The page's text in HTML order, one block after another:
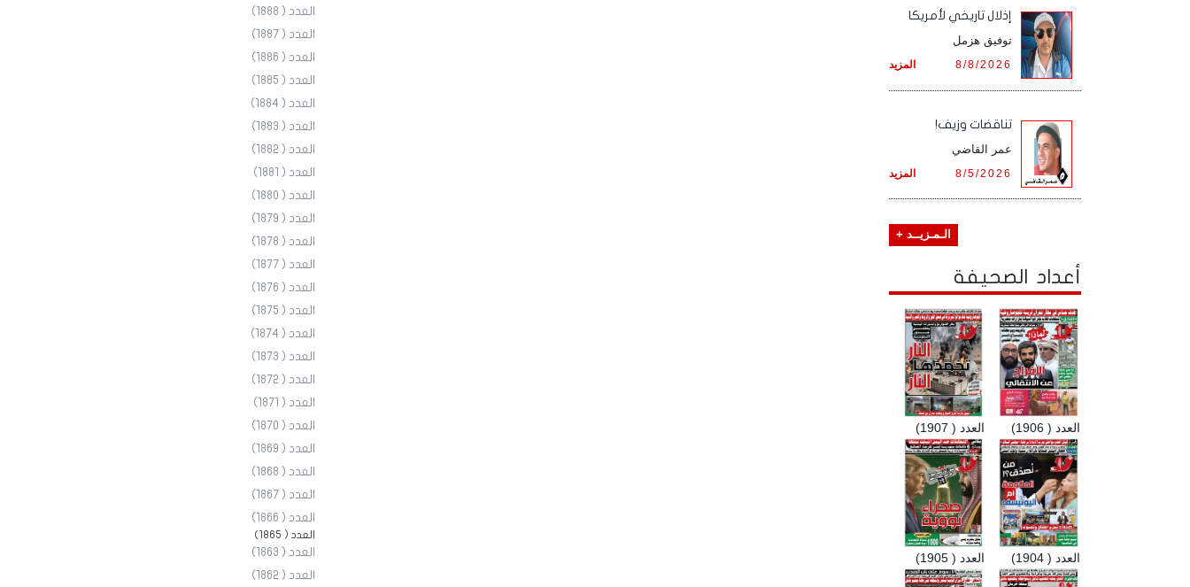
العدد ( 1888)
العدد ( 1887)
العدد ( 1886)
العدد ( 1885)
العدد ( 1884)
العدد ( 1883)
العدد ( 1882)
العدد ( 1881)
العدد ( 1880)
العدد ( 1879)
العدد ( 1878)
العدد ( 1877)
العدد ( 1876)
العدد ( 1875)
العدد ( 1874)
العدد ( 1873)
العدد ( 1872)
العدد ( 1871)
العدد ( 1870)
العدد ( 1869)
العدد ( 1868)
العدد ( 1867)
العدد ( 1866)
العدد ( 1865)
العدد ( 1863)
العدد ( 1862)
إذلال تاريخي لأمريكا
توفيق هزمل
المزيد 8/8/2026
تناقضات وزيف!
عمر القاضي
المزيد 8/5/2026
الـمـزيــد +
أعداد الصحيفة
العدد ( 1907) العدد ( 1906)
العدد ( 1905) العدد ( 1904)